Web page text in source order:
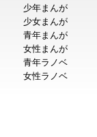
少年まんが
少女まんが
青年まんが
女性まんが
青年ラノベ
女性ラノベ